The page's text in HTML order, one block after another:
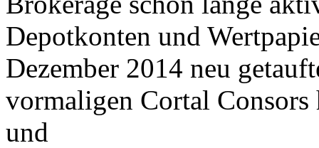
Depotkonten und
Dezember 2014 neu
vormaligen Cortal
und